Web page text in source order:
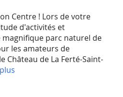
Centre ! Lors de votre
d'activités et
parc naturel de
les amateurs de
Château de La Ferté-Saint-